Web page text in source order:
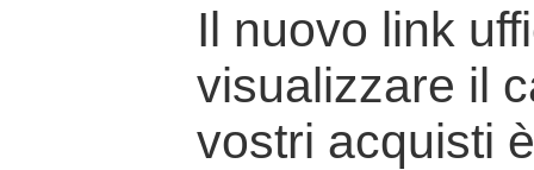
Il nuovo link
visualizzare il
vostri acquisti